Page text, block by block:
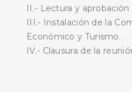
II.- Lectura y
III.- Instalación de la
Económico y Turismo.
IV.- Clausura de la